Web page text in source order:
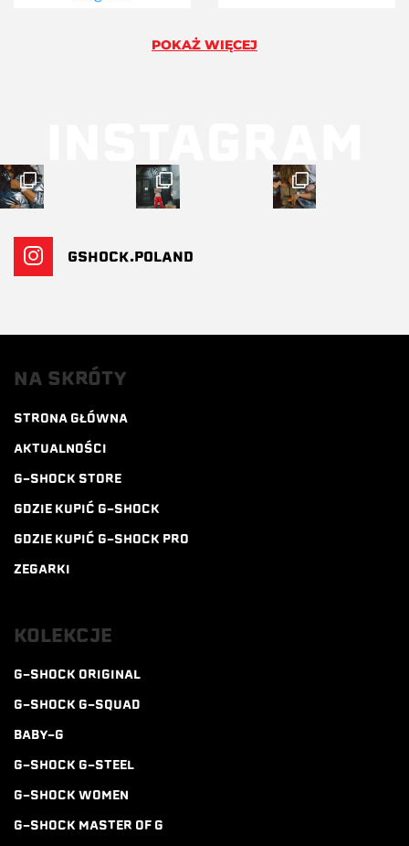
POKAŻ WIĘCEJ
GSHOCK.POLAND
NA SKRÓTY
STRONA GŁÓWNA
AKTUALNOŚCI
G-SHOCK STORE
GDZIE KUPIĆ G-SHOCK
GDZIE KUPIĆ G-SHOCK PRO
ZEGARKI
KOLEKCJE
G-SHOCK ORIGINAL
G-SHOCK G-SQUAD
BABY-G
G-SHOCK G-STEEL
G-SHOCK WOMEN
G-SHOCK MASTER OF G